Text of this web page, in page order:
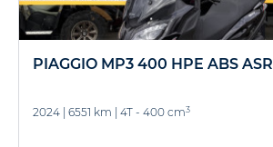
PIAGGIO MP3 400 HPE ABS ASR
2024 6551 km 4T - 400 cm3